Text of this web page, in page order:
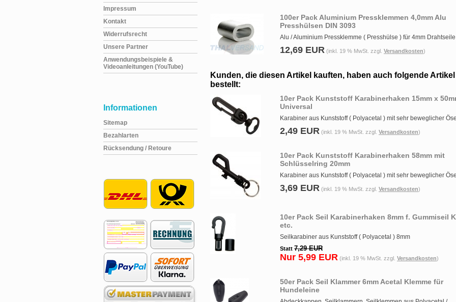
Impressum
Kontakt
Widerrufsrecht
Unsere Partner
Anwendungsbeispiele &
Videoanleitungen (YouTube)
Informationen
Sitemap
Bezahlarten
Rücksendung / Retoure
100er Pack Aluminium Pressklemmen 4,0mm Alu
Presshülsen DIN 3093
Alu / Aluminium Pressklemme ( Presshülse ) für 4mm Drahtseile
12,69 EUR (inkl. 19 % MwSt. zzgl. Versandkosten)
Kunden, die diesen Artikel kauften, haben auch folgende Artikel
bestellt:
10er Pack Kunststoff Karabinerhaken 15mm x
Universal
Karabiner aus Kunststoff ( Polyacetal ) mit sehr beweglicher
2,49 EUR (inkl. 19 % MwSt. zzgl. Versandkosten)
10er Pack Kunststoff Karabinerhaken 58mm mit
Schlüsselring 20mm
Karabiner aus Kunststoff ( Polyacetal ) mit sehr beweglicher
3,69 EUR (inkl. 19 % MwSt. zzgl. Versandkosten)
10er Pack Seil Karabinerhaken 8mm f. Gummiseil
etc.
Seilkarabiner aus Kunststoff ( Polyacetal ) 8mm
Statt 7,29 EUR
Nur 5,99 EUR (inkl. 19 % MwSt. zzgl. Versandkosten)
50er Pack Seil Klammer 6mm Acetal Klemme für
Hundeleine